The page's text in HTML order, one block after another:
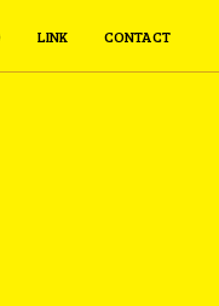
LINK CONTACT